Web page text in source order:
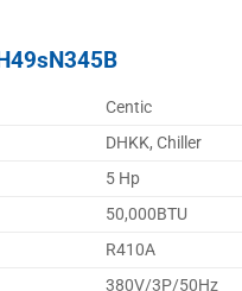
Centic
DHKK, Chiller
5 Hp
50,000BTU
R410A
380V/3P/50Hz